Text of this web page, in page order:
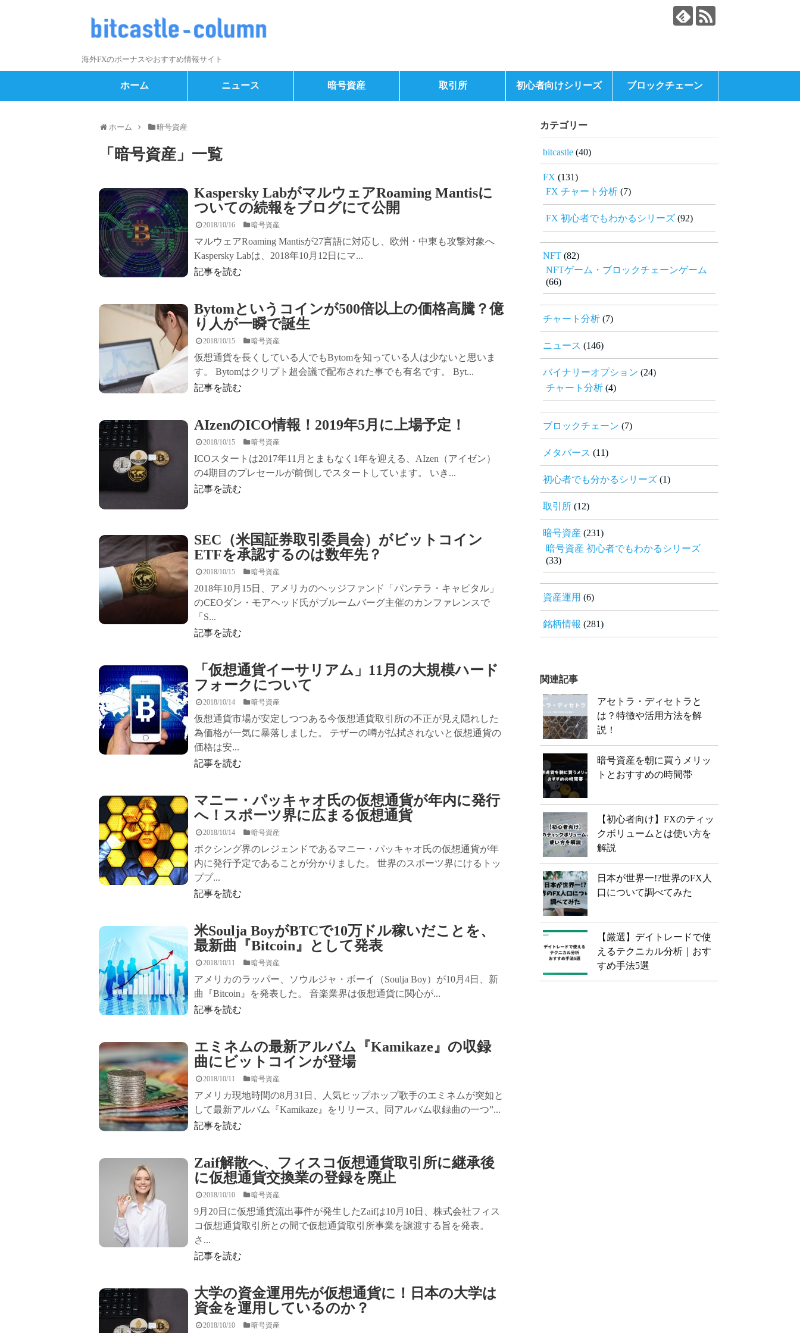
海外FXのボーナスやおすすめ情報サイト
ホーム ニュース 暗号資産 取引所 初心者向けシリーズ ブロックチェーン
ホーム 暗号資産
「 暗号資産 」 一覧
Kaspersky LabがマルウェアRoaming Mantisに
ついての続報をブログにて公開
2018/10/16 暗号資産
マルウェアRoaming Mantisが27言語に対応し、欧州・中東も攻撃対象へ
Kaspersky Labは、2018年10月12日にマ...
記事を読む
Bytomというコインが500倍以上の価格高騰？億
り人が一瞬で誕生
2018/10/15 暗号資産
仮想通貨を長くしている人でもBytomを知っている人は少ないと思いま
す。 Bytomはクリプト超会議で配布された事でも有名です。 Byt...
記事を読む
AIzenのICO情報！2019年5月に上場予定！
2018/10/15 暗号資産
ICOスタートは2017年11月とまもなく1年を迎える、AIzen（アイゼン）
の4期目のプレセールが前倒しでスタートしています。 いき...
記事を読む
SEC（米国証券取引委員会）がビットコイン
ETFを承認するのは数年先？
2018/10/15 暗号資産
2018年10月15日、アメリカのヘッジファンド「パンテラ・キャピタル」
のCEOダン・モアヘッド氏がブルームバーグ主催のカンファレンスで
「S...
記事を読む
「仮想通貨イーサリアム」11月の大規模ハード
フォークについて
2018/10/14 暗号資産
仮想通貨市場が安定しつつある今仮想通貨取引所の不正が見え隠れした
為価格が一気に暴落しました。 テザーの噂が払拭されないと仮想通貨の
価格は安...
記事を読む
マニー・パッキャオ氏の仮想通貨が年内に発行
へ！スポーツ界に広まる仮想通貨
2018/10/14 暗号資産
ボクシング界のレジェンドであるマニー・パッキャオ氏の仮想通貨が年
内に発行予定であることが分かりました。 世界のスポーツ界にけるトッ
ププ...
記事を読む
米Soulja BoyがBTCで10万ドル稼いだことを、
最新曲『Bitcoin』として発表
2018/10/11 暗号資産
アメリカのラッパー、ソウルジャ・ボーイ（Soulja Boy）が10月4日、新
曲『Bitcoin』を発表した。 音楽業界は仮想通貨に関心が...
記事を読む
エミネムの最新アルバム『Kamikaze』の収録
曲にビットコインが登場
2018/10/11 暗号資産
アメリカ現地時間の8月31日、人気ヒップホップ歌手のエミネムが突如と
して最新アルバム『Kamikaze』をリリース。同アルバム収録曲の一つ”...
記事を読む
Zaif解散へ、フィスコ仮想通貨取引所に継承後
に仮想通貨交換業の登録を廃止
2018/10/10 暗号資産
9月20日に仮想通貨流出事件が発生したZaifは10月10日、株式会社フィス
コ仮想通貨取引所との間で仮想通貨取引所事業を譲渡する旨を発表。
さ...
記事を読む
大学の資金運用先が仮想通貨に！日本の大学は
資金を運用しているのか？
2018/10/10 暗号資産
カテゴリー
bitcastle (40)
FX (131)
FX チャート分析 (7)
FX 初心者でもわかるシリーズ (92)
NFT (82)
NFTゲーム・ブロックチェーンゲーム
(66)
チャート分析 (7)
ニュース (146)
バイナリーオプション (24)
チャート分析 (4)
ブロックチェーン (7)
メタバース (11)
初心者でも分かるシリーズ (1)
取引所 (12)
暗号資産 (231)
暗号資産 初心者でもわかるシリーズ
(33)
資産運用 (6)
銘柄情報 (281)
関連記事
アセトラ・ディセトラと
は？特徴や活用方法を解
説！
暗号資産を朝に買うメリッ
トとおすすめの時間帯
【初心者向け】FXのティッ
クボリュームとは使い方を
解説
日本が世界一!?世界のFX人
口について調べてみた
【厳選】デイトレードで使
えるテクニカル分析｜おす
すめ手法5選